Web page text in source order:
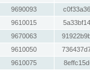
9690093
9610015
9670063
9610050
9610075